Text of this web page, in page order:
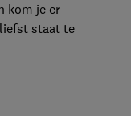
kom je er
staat te